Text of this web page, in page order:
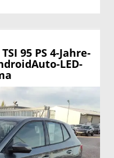
95 PS 4-Jahre-
LED-